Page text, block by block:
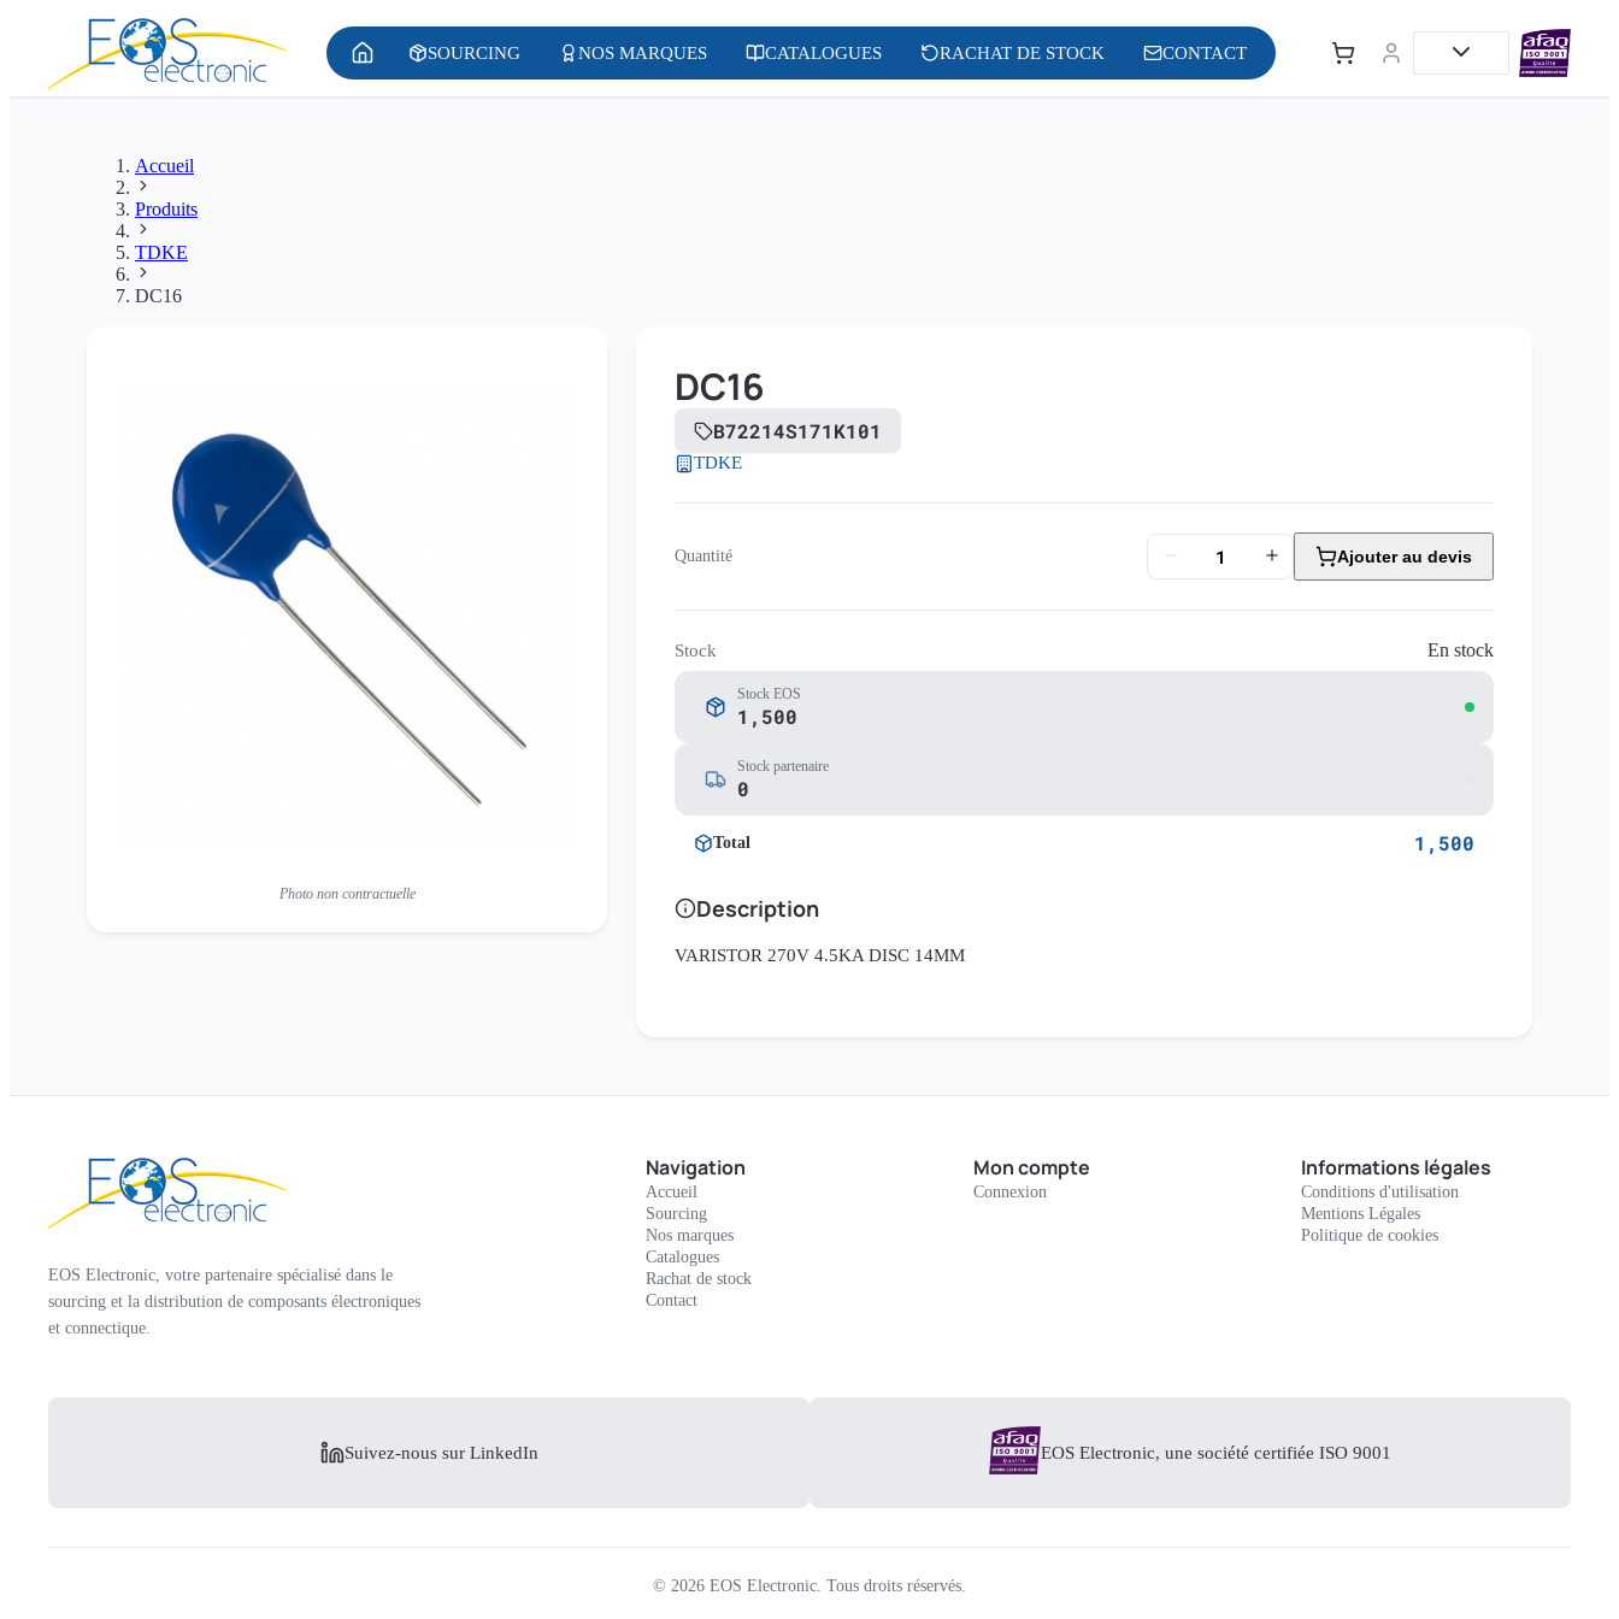
SOURCING NOS MARQUES CATALOGUES RACHAT DE STOCK CONTACT
Accueil
Produits
TDKE
DC16
Photo non contractuelle
DC16
B72214S171K101
TDKE
Quantité Ajouter au devis
Stock En stock
Stock EOS
1,500
Stock partenaire
0
Total 1,500
Description
VARISTOR 270V 4.5KA DISC 14MM
EOS Electronic, votre partenaire spécialisé dans le
sourcing et la distribution de composants électroniques
et connectique.
Navigation
Accueil
Sourcing
Nos marques
Catalogues
Rachat de stock
Contact
Mon compte
Connexion
Informations légales
Conditions d'utilisation
Mentions Légales
Politique de cookies
Suivez-nous sur LinkedIn EOS Electronic, une société certifiée ISO 9001
© 2026 EOS Electronic. Tous droits réservés.